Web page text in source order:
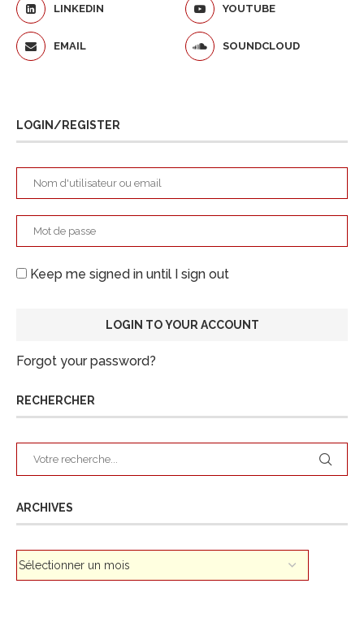
LINKEDIN YOUTUBE
EMAIL SOUNDCLOUD
LOGIN/REGISTER
Keep me signed in until I sign out
Forgot your password?
RECHERCHER
ARCHIVES